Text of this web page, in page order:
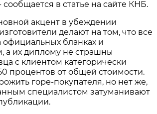
в статье на сайте КНБ.
акцент в убеждении
делают на том, что все
бланках и
а их диплому не страшны
с клиентом категорически
процентов от общей стоимости.
горе-покупателя, но нет же,
специалистом затуманивают